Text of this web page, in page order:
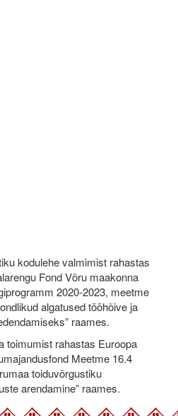
kodulehe valmimist rahastas
Fond Võru maakonna
2020-2023, meetme
algatused tööhõive ja
raames.
toimumist rahastas Euroopa
Meetme 16.4
toiduvõrgustiku
arendamine” raames.